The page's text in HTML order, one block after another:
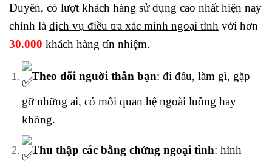
Duyên, có lượt khách hàng sử dụng cao nhất hiện nay
chính là dịch vụ điều tra xác minh ngoại tình với hơn
30.000 khách hàng tín nhiệm.
Theo dõi nguời thân bạn: đi đâu, làm gì, gặp
gỡ những ai, có mối quan hệ ngoài luồng hay
không.
Thu thập các bằng chứng ngoại tình: hình